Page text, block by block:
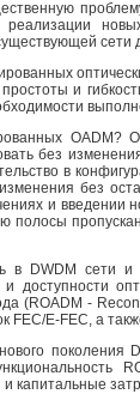
и
OADM?
без
в
без
и
полосы
DWDM сети
(ROADM -
E-FEC, а
капитальные